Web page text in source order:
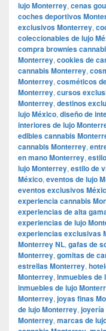
lujo Monterrey, cenas
coches deportivos
exclusivos Monterrey,
coleccionables de lujo
compra brownies
Monterrey, cookies de
cannabis Monterrey,
Monterrey, cosméticos
Monterrey, cursos
Monterrey, destinos
lujo México, diseño de
interiores de lujo
edibles cannabis
cannabis Monterrey,
en mano Monterrey,
lujo Monterrey, estilo de
México, eventos de lujo
eventos exclusivos
experiencia cannabis
experiencias de alta
experiencias de lujo
experiencias exclusivas
Monterrey NL, gafas de
Monterrey, gomitas de
estrellas Monterrey,
Monterrey, inmuebles de
inmuebles de lujo
Monterrey, joyas finas
de lujo Monterrey, joyería
Monterrey, marcas de